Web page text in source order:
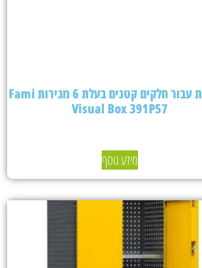
ארגונית עבור חלקים קטנים בעלת 6 מגירות Fami
Visual Box 391P57
מידע נוסף